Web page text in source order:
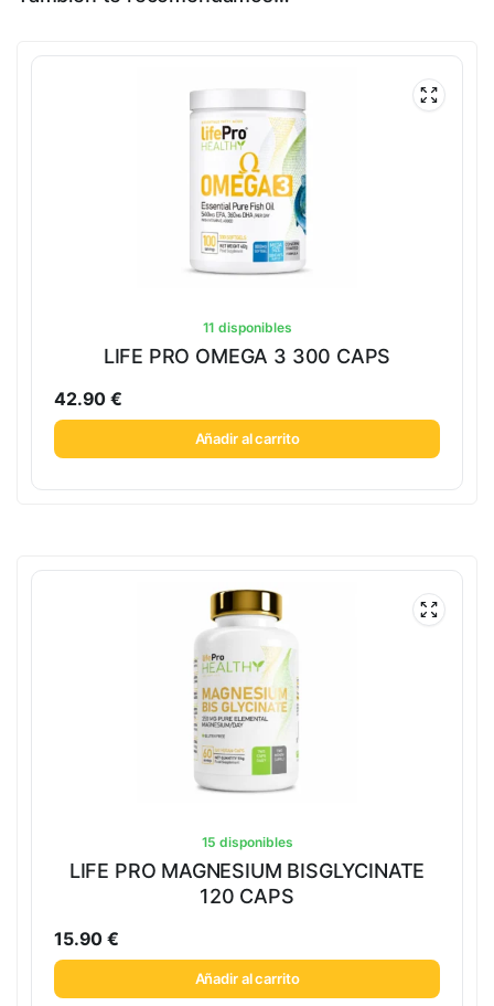
11 disponibles
LIFE PRO OMEGA 3 300 CAPS
42.90€
Añadir al carrito
15 disponibles
LIFE PRO MAGNESIUM BISGLYCINATE
120 CAPS
15.90€
Añadir al carrito